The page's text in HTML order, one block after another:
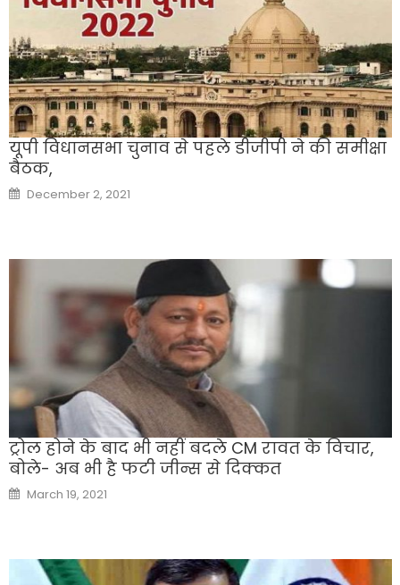
यूपी विधानसभा चुनाव से पहले डीजीपी ने की समीक्षा
बैठक,
Posted
on
December 2, 2021
ट्रोल होने के बाद भी नहीं बदले CM रावत के विचार,
बोले- अब भी है फटी जीन्स से दिक्कत
Posted
on
March 19, 2021